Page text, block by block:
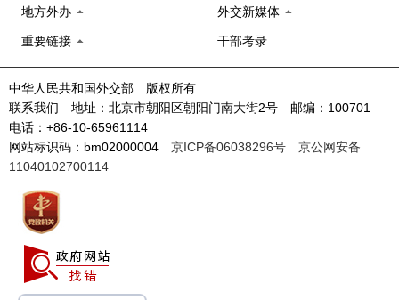
地方外办 外交新媒体
重要链接 干部考录
中华人民共和国外交部 版权所有
联系我们 地址：北京市朝阳区朝阳门南大街2号 邮编：100701
电话：+86-10-65961114
网站标识码：bm02000004 京ICP备06038296号
京公网安备
11040102700114